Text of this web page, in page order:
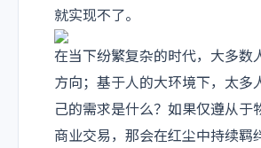
就实现不了。
在当下纷繁复杂的时代，大多数
方向；基于人的大环境下，太多
己的需求是什么？如果仅遵从于
商业交易，那会在红尘中持续羁